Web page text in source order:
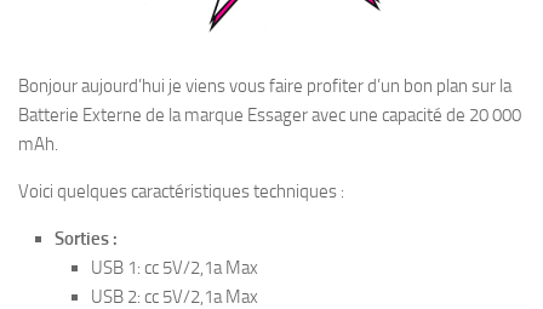
Bonjour aujourd’hui je viens vous faire profiter d’un bon plan sur la
Batterie Externe de la marque Essager avec une capacité de 20 000
mAh.
Voici quelques caractéristiques techniques :
Sorties :
USB 1: cc 5V/2,1a Max
USB 2: cc 5V/2,1a Max